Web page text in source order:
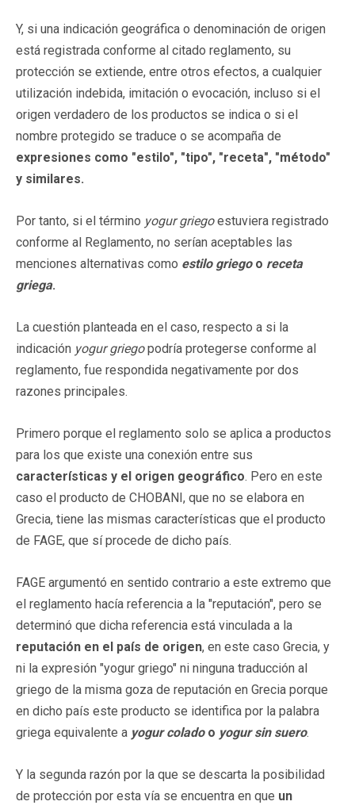
Y, si una indicación geográfica o denominación de origen
está registrada conforme al citado reglamento, su
protección se extiende, entre otros efectos, a cualquier
utilización indebida, imitación o evocación, incluso si el
origen verdadero de los productos se indica o si el
nombre protegido se traduce o se acompaña de
expresiones como "estilo", "tipo", "receta", "método"
y similares.
Por tanto, si el término yogur griegoestuviera registrado
conforme al Reglamento, no serían aceptables las
menciones alternativas como estilo griegoo receta
griega.
La cuestión planteada en el caso, respecto a si la
indicación yogur griegopodría protegerse conforme al
reglamento, fue respondida negativamente por dos
razones principales.
Primero porque el reglamento solo se aplica a productos
para los que existe una conexión entre sus
características y el origen geográfico. Pero en este
caso el producto de CHOBANI, que no se elabora en
Grecia, tiene las mismas características que el producto
de FAGE, que sí procede de dicho país.
FAGE argumentó en sentido contrario a este extremo que
el reglamento hacía referencia a la "reputación", pero se
determinó que dicha referencia está vinculada a la
reputación en el país de origen, en este caso Grecia, y
ni la expresión "yogur griego" ni ninguna traducción al
griego de la misma goza de reputación en Grecia porque
en dicho país este producto se identifica por la palabra
griega equivalente a yogur coladoo yogur sin suero.
Y la segunda razón por la que se descarta la posibilidad
de protección por esta vía se encuentra en que un